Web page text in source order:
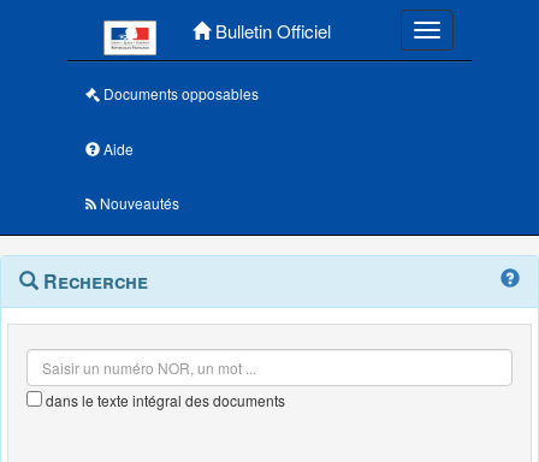
Bulletin Officiel Toggle
Documents opposables
Aide
Nouveautés
Navigation
outils
Menu
contextuel
Recherche
dans le texte intégral des documents